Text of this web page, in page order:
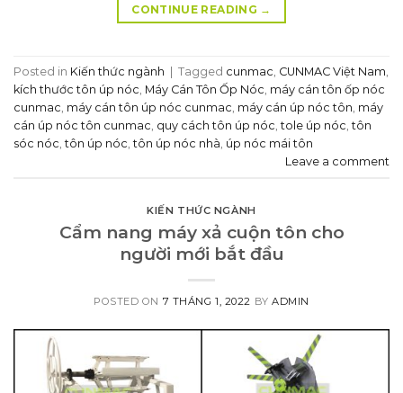
CONTINUE READING →
Posted in Kiến thức ngành | Tagged cunmac CUNMAC Việt Nam
kích thước tôn úp nóc Máy Cán Tôn Ốp Nóc máy cán tôn ốp nóc
cunmac máy cán tôn úp nóc cunmac máy cán úp nóc tôn máy
cán úp nóc tôn cunmac quy cách tôn úp nóc ,tole úp nóc ,tôn
sóc nóc ,tôn úp nóc ,tôn úp nóc nhà úp nóc mái tôn
Leave a comment
KIẾN THỨC NGÀNH
Cẩm nang máy xả cuộn tôn cho
người mới bắt đầu
POSTED ON 7 THÁNG 1, 2022 BYADMIN